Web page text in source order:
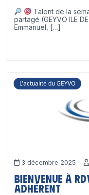
Talent de la
partagé (GEYVO ILE
Emmanuel, […]
L'actualité du GEYVO
3 décembre 2025
Bienvenue à
adhérent